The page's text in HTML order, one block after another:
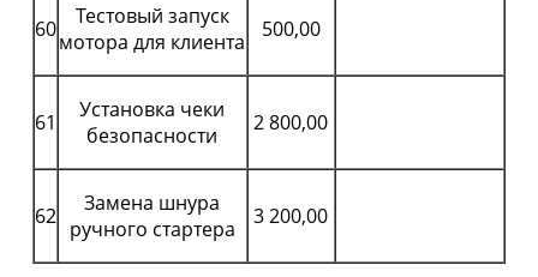
60
Тестовый запуск
мотора для клиента
500,00
61
Установка чеки
безопасности
2 800,00
62
Замена шнура
ручного стартера
3 200,00